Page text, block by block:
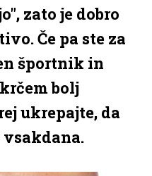
zato je dobro
Če pa ste za
športnik in
bolj
ukrepajte, da